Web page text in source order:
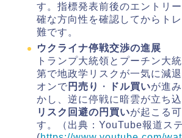
す。指標発表前後のエントリ
確な方向性を確認してからト
難です。
ウクライナ停戦交渉の進展
トランプ大統領とプーチン大
第で地政学リスクが一気に減
オンで 円売り ・ ドル買いが進
かし、逆に停戦に暗雲が立ち
リスク回避の円買いが起こる
す。（出典：YouTube報道ス